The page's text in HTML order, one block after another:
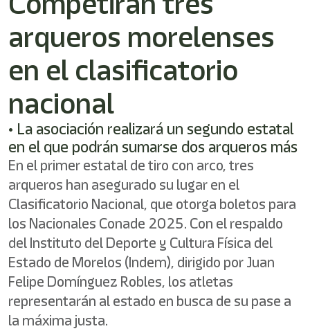
activates
screen
help
you
navigate
and
with
the
content.
arqueros morelenses
en el clasificatorio
nacional
• La asociación realizará un segundo estatal
en el que podrán sumarse dos arqueros más
En el primer estatal de tiro con arco, tres
arqueros han asegurado su lugar en el
Clasificatorio Nacional, que otorga boletos para
los Nacionales Conade 2025. Con el respaldo
del Instituto del Deporte y Cultura Física del
Estado de Morelos (Indem), dirigido por Juan
Felipe Domínguez Robles, los atletas
representarán al estado en busca de su pase a
la máxima justa.